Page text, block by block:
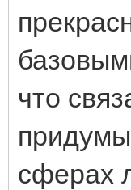
что
сферах